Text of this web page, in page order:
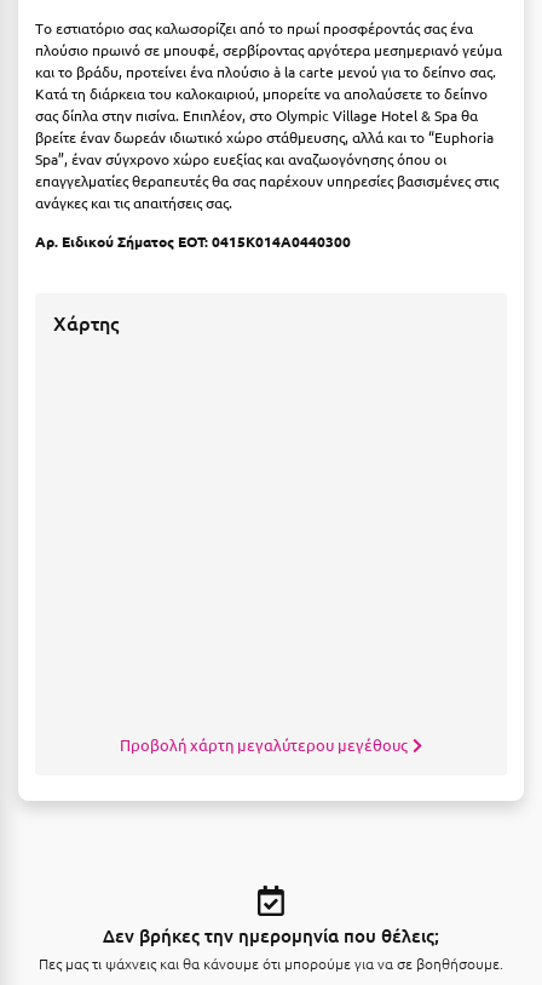
Κως
Λ
Λαγκάδια
Λακόπετρα Αχαΐας
Λασίθι
Μαραθώνας Αττικής
Μαρώνεια
Tο εστιατόριο σας καλωσορίζει από το πρωί προσφέροντάς σας ένα
πλούσιο πρωινό σε μπουφέ, σερβίροντας αργότερα μεσημεριανό γεύμα
και το βράδυ, προτείνει ένα πλούσιο à la carte μενού για το δείπνο σας.
Κατά τη διάρκεια του καλοκαιριού, μπορείτε να απολαύσετε το δείπνο
σας δίπλα στην πισίνα. Επιπλέον, στο Olympic Village Hotel & Spa θα
βρείτε έναν δωρεάν ιδιωτικό χώρο στάθμευσης, αλλά και το “Euphoria
Spa”, έναν σύγχρονο χώρο ευεξίας και αναζωογόνησης όπου οι
επαγγελματίες θεραπευτές θα σας παρέχουν υπηρεσίες βασισμένες στις
ανάγκες και τις απαιτήσεις σας.
Αρ. Ειδικού Σήματος ΕΟΤ:0415K014A0440300
Χάρτης
Προβολή χάρτη μεγαλύτερου μεγέθους
Δεν βρήκες την ημερομηνία που θέλεις;
Πες μας τι ψάχνεις και θα κάνουμε ότι μπορούμε για να σε βοηθήσουμε.